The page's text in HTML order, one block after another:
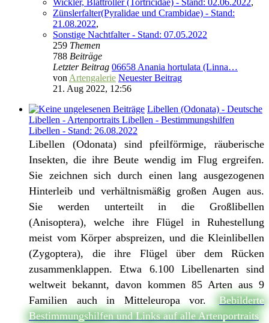
Wickler, Blattroller (Tortricidae) - Stand: 02.06.2022,
Zünslerfalter(Pyralidae und Crambidae) - Stand:
21.08.2022,
Sonstige Nachtfalter - Stand: 07.05.2022
259 Themen
788 Beiträge
Letzter Beitrag 06658 Anania hortulata (Linna…
von Artengalerie Neuester Beitrag
21. Aug 2022, 12:56
Libellen (Odonata) - Deutsche
Libellen - Artenportraits Libellen - Bestimmungshilfen
Libellen - Stand: 26.08.2022
Libellen (Odonata) sind pfeilförmige, räuberische
Insekten, die ihre Beute wendig im Flug ergreifen.
Sie zeichnen sich durch einen lang ausgezogenen
Hinterleib und verhältnismäßig großen Augen aus.
Sie werden unterteilt in die Großlibellen
(Anisoptera), welche ihre Flügel in Ruhestellung
meist vom Körper abspreizen, und die Kleinlibellen
(Zygoptera), die ihre Flügel über dem Rücken
zusammenklappen. Etwa 6.100 Libellenarten sind
weltweit bekannt, davon kommen 85 Arten aus 9
Familien auch in Mitteleuropa vor.
Bebilderte
Bestimmungshilfen und Links auf alle Artenportraits